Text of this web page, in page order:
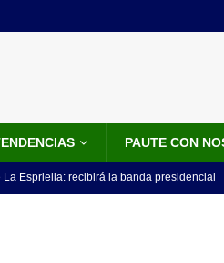
PAUTE CON
Espriella: recibirá la banda presidencial
de Abelardo de la Espriella y llama a